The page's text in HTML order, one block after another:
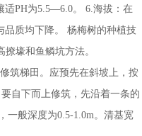
适PH为5.5—6.0。 6.海拔：在
质均下降。 杨梅树的种植技
壕和鱼鳞坑方法。
筑梯田。应预先在斜坡上，按
自下而上修筑，先沿着一条的
一般深度为0.5-1.0m。清基宽